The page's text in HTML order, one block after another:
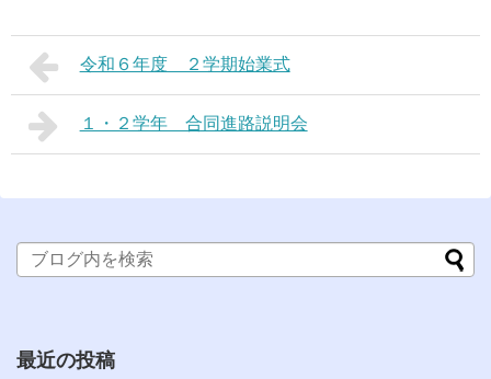
令和６年度 ２学期始業式
１・２学年 合同進路説明会
最近の投稿